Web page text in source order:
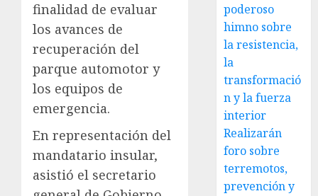
finalidad de evaluar
los avances de
recuperación del
parque automotor y
los equipos de
emergencia.
En representación del
mandatario insular,
asistió el secretario
poderoso
himno sobre
la resistencia,
la
transformació
n y la fuerza
interior
Realizarán
foro sobre
terremotos,
prevención y